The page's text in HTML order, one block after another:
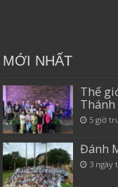
MỚI NHẤT
Thế
Thánh
5 giờ
Đánh
3 ngày